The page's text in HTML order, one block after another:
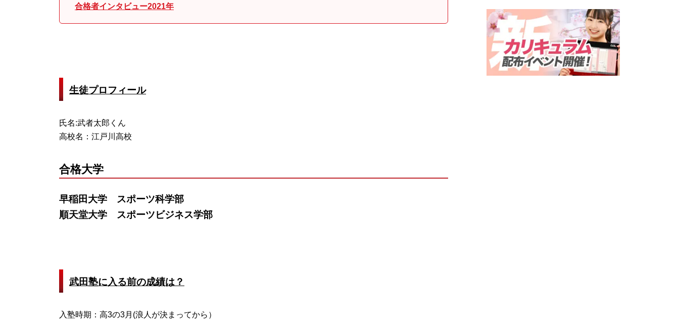
合格者インタビュー2021年
生徒プロフィール
氏名:武者太郎くん
高校名：江戸川高校
合格大学
早稲田大学 スポーツ科学部
順天堂大学 スポーツビジネス学部
武田塾に入る前の成績は？
入塾時期：高3の3月(浪人が決まってから）